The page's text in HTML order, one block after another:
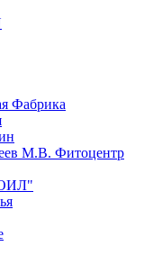
Фабрика
Фитоцентр